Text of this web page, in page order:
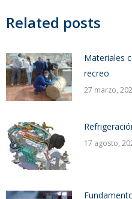
Related posts
Materiales
recreo
27 marzo,
17 agosto,